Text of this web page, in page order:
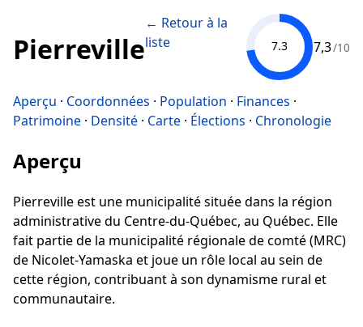
Pierreville
← Retour à la
liste
7.3 7,3/10
Aperçu · Coordonnées · Population · Finances ·
Patrimoine · Densité · Carte · Élections · Chronologie
Aperçu
Pierreville est une municipalité située dans la région
administrative du Centre-du-Québec, au Québec. Elle
fait partie de la municipalité régionale de comté (MRC)
de Nicolet-Yamaska et joue un rôle local au sein de
cette région, contribuant à son dynamisme rural et
communautaire.